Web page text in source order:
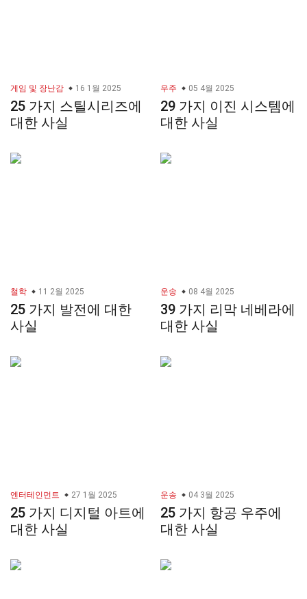
게임 및 장난감 16 1월 2025
25 가지 스틸시리즈에
대한 사실
우주 05 4월 2025
29 가지 이진 시스템에
대한 사실
철학 11 2월 2025
25 가지 발전에 대한
사실
운송 08 4월 2025
39 가지 리막 네베라에
대한 사실
엔터테인먼트 27 1월 2025
25 가지 디지털 아트에
대한 사실
운송 04 3월 2025
25 가지 항공 우주에
대한 사실